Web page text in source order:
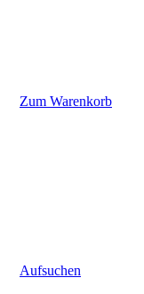
Zum Warenkorb
Aufsuchen